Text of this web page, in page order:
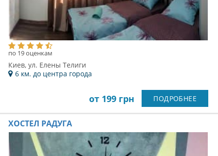
по 19 оценкам
Киев, ул. Елены Телиги
6 км. до центра города
от 199 грн ПОДРОБНЕЕ
ХОСТЕЛ РАДУГА